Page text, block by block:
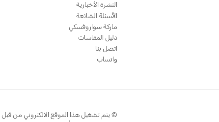
النشرة الأخبارية
الأسئلة الشائعة
ماركة سواروفسكي
دليل المقاسات
اتصل بنا
واتساب